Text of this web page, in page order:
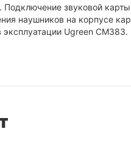
звуковой
наушников на корпусе
Ugreen CM383.